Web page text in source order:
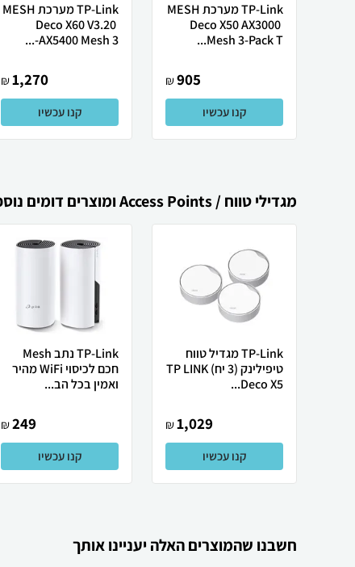
TP-Link מערכת MESH
‏ Deco X50 AX3000
Mesh 3-Pack T...
905
₪
קנו עכשיו
TP-Link מערכת MESH
‏ Deco X60 V3.20
AX5400 Mesh 3-...
1,270
₪
קנו עכשיו
מגדילי טווח / Access Points ומוצרים דומים נוספים
TP-Link מגדיל טווח
טיפילינק (3 יח) TP LINK
Deco X5...
1,029
₪
קנו עכשיו
TP-Link נתב Mesh
חכם לכיסוי WiFi מהיר
ואמין בכל הב...
249
₪
קנו עכשיו
חשבנו שהמוצרים האלה יעניינו אותך